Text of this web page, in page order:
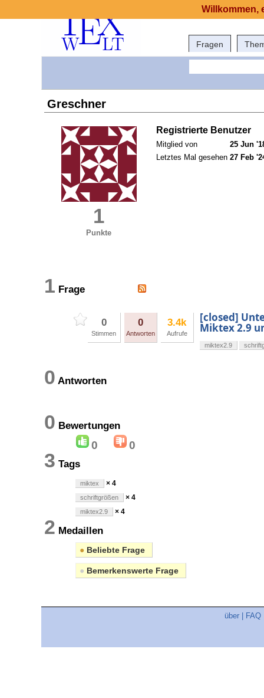
Fragen
Greschner
1
Punkte
Registrierte Benutzer
Mitglied von
25 Jun
Letztes Mal gesehen 27 Feb
1 Frage
0
Stimmen
0
Antworten
3.4k
Aufrufe
[closed]
Miktex 2.9
miktex2.9
0 Antworten
0 Bewertungen
0 0
3 Tags
miktex × 4
schriftgrößen × 4
miktex2.9 × 4
2 Medaillen
● Beliebte Frage
● Bemerkenswerte Frage
über FAQ
Willkommen,